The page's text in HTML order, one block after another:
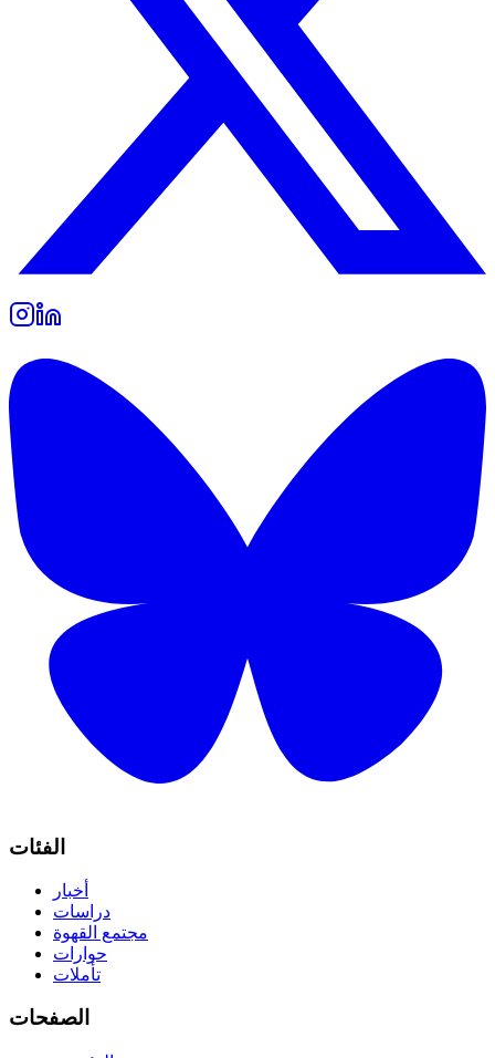
الفئات
أخبار
دراسات
مجتمع القهوة
حوارات
تأملات
الصفحات